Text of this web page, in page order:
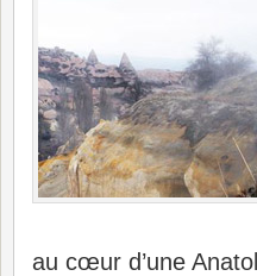
au cœur d’une